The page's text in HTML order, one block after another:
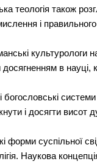
теологія також
і
культурологи
в науці,
богословські
і досягти висот
форми суспільної
Наукова